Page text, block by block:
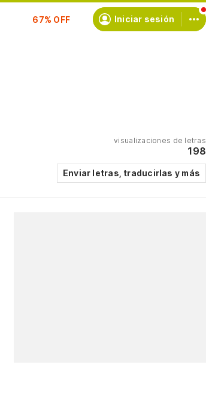
Suscríbete Iniciar sesión
visualizaciones de letras
198
Enviar letras, traducirlas y más